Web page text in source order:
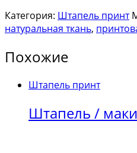
Категория: Штапель принт
натуральная ткань,
Похожие
Штапель принт
Штапель /